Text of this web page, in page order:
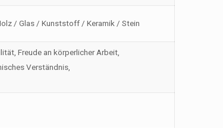
/ Glas / Kunststoff / Keramik / Stein
Freude an körperlicher Arbeit,
Verständnis,